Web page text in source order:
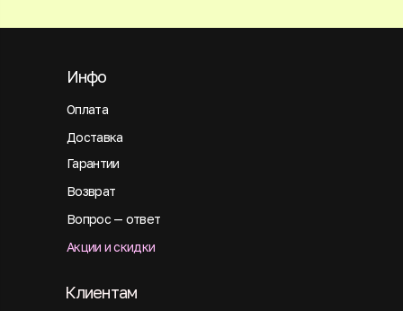
Оплата
Инфо
Доставка
Гарантии
Возврат
Вопрос — ответ
Акции и скидки
Клиентам